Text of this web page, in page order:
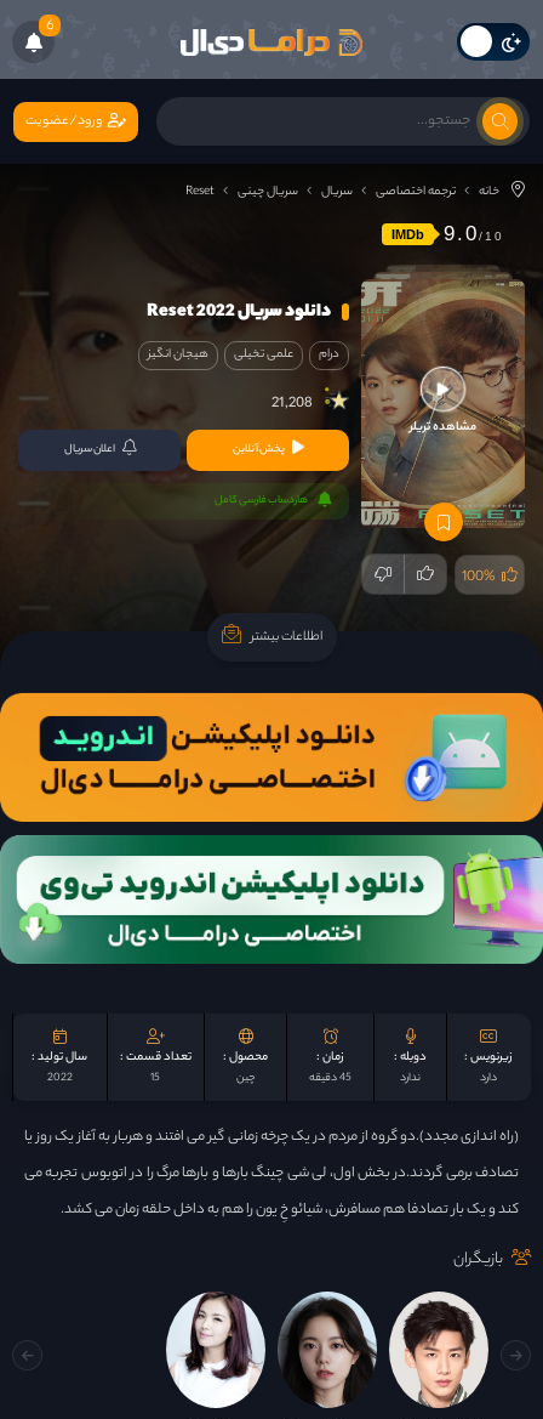
6
ورود/عضویت
خانه ترجمه اختصاصی سریال سریال چینی Reset
IMDb 9.0
مشاهده تریلر
100%
دانلود سریال Reset 2022
درام علمی تخیلی هیجان انگیز
21,208
پخش آنلاین اعلان سریال
هاردساب فارسی کامل
اطلاعات بیشتر
زیرنویس :
دارد
دوبله :
ندارد
زمان :
45 دقیقه
محصول :
چين
تعداد قسمت :
15
سال تولید :
2022
(راه اندازی مجدد).دو گروه از مردم در یک چرخه زمانی گیر می افتند و هربار به آغاز یک روز یا
تصادف برمی گردند.در بخش اول، لی شی چینگ بارها و بارها مرگ را در اتوبوس تجربه می
کند و یک بار تصادفا هم مسافرش، شیائو خِ یون را هم به داخل حلقه زمان می کشد.
بازیگران